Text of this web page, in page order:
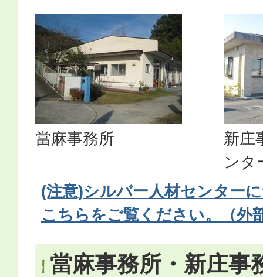
當麻事務所
新庄
ンタ
(注意)シルバー人材センター
こちらをご覧ください。（外
當麻事務所・新庄事